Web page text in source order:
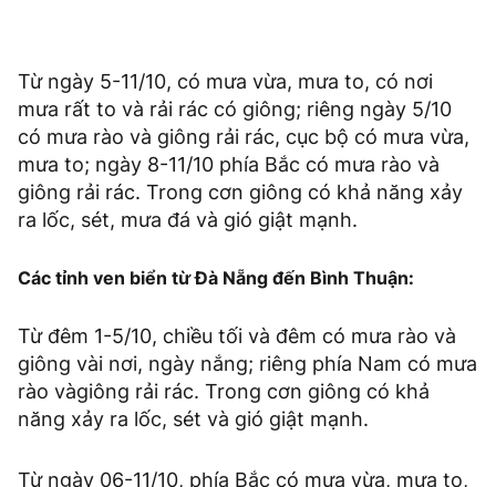
Từ ngày 5-11/10, có mưa vừa, mưa to, có nơi
mưa rất to và rải rác có giông; riêng ngày 5/10
có mưa rào và giông rải rác, cục bộ có mưa vừa,
mưa to; ngày 8-11/10 phía Bắc có mưa rào và
giông rải rác. Trong cơn giông có khả năng xảy
ra lốc, sét, mưa đá và gió giật mạnh.
Các tỉnh ven biển từ Đà Nẵng đến Bình Thuận:
Từ đêm 1-5/10, chiều tối và đêm có mưa rào và
giông vài nơi, ngày nắng; riêng phía Nam có mưa
rào vàgiông rải rác. Trong cơn giông có khả
năng xảy ra lốc, sét và gió giật mạnh.
Từ ngày 06-11/10, phía Bắc có mưa vừa, mưa to,